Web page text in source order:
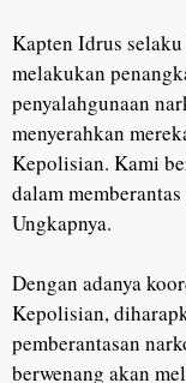
Kapten Idrus
melakukan
penyalahgunaan
menyerahkan
Kepolisian. Kami
dalam
Ungkapnya.
Dengan adanya
Kepolisian,
pemberantasan
berwenang akan